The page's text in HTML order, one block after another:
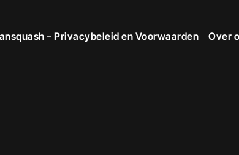
op de Werkvloer
Duurzaam
– Privacybeleid en Voorwaarden Over